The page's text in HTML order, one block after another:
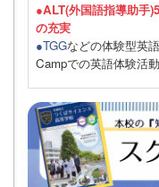
●ALT(外国語指導助手
の充実
●TGGなどの体験型英
Campでの英語体験活